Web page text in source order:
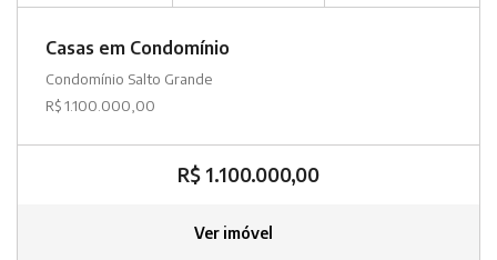
Casas em Condomínio
Condomínio Salto Grande
R$ 1.100.000,00
R$ 1.100.000,00
Ver imóvel